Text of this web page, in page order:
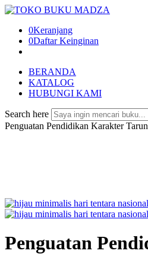
0Keranjang
0Daftar Keinginan
BERANDA
KATALOG
HUBUNGI KAMI
Search here
Penguatan Pendidikan Karakter
Penguatan